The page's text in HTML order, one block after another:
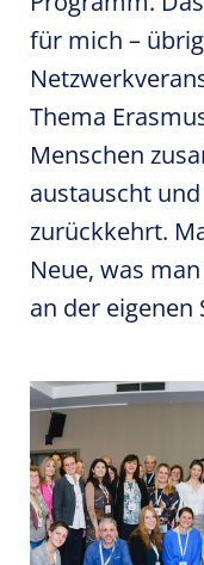
für mich –
Thema
Menschen
austauscht
zurückkehrt.
Neue, was
an der eigenen